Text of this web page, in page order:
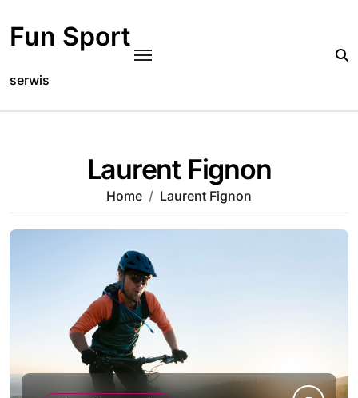
content
Fun Sport
serwis
Laurent Fignon
Home Laurent Fignon